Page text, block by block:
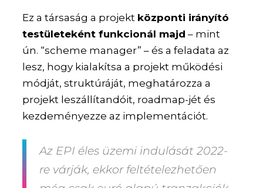
Ez a társaság a projekt központi irányító
testületeként funkcionál majd – mint
ún. “scheme manager” – és a feladata az
lesz, hogy kialakítsa a projekt működési
módját, struktúráját, meghatározza a
projekt leszállítandóit, roadmap-jét és
kezdeményezze az implementációt.
Az EPI éles üzemi indulását 2022-
re várják, ekkor feltételezhetően